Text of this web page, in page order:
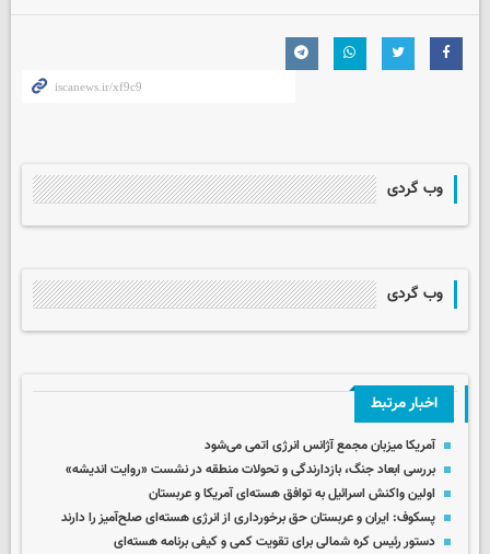
وب گردی
وب گردی
اخبار مرتبط
آمریکا میزبان مجمع آژانس انرژی اتمی می‌شود
بررسی ابعاد جنگ، بازدارندگی و تحولات منطقه در نشست «روایت اندیشه»
اولین واکنش اسرائیل به توافق هسته‌ای آمریکا و عربستان
پسکوف: ایران و عربستان حق برخورداری از انرژی هسته‌ای صلح‌آمیز را دارند
دستور رئیس کره شمالی برای تقویت کمی و کیفی برنامه هسته‌ای